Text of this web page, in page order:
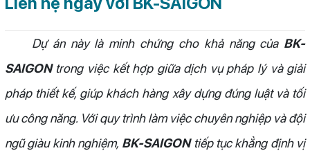
Dự án này là minh chứng cho khả năng của BK-
SAIGONtrong việc kết hợp giữa dịch vụ pháp lý và giải
pháp thiết kế, giúp khách hàng xây dựng đúng luật và tối
ưu công năng. Với quy trình làm việc chuyên nghiệp và đội
ngũ giàu kinh nghiệm, BK-SAIGONtiếp tục khẳng định vị